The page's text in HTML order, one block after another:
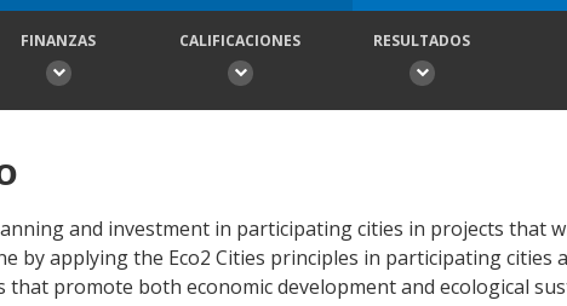
FINANZAS CALIFICACIONES RESULTADOS
and investment in participating cities in projects that
by applying the Eco2 Cities principles in participating cities
that promote both economic development and ecological